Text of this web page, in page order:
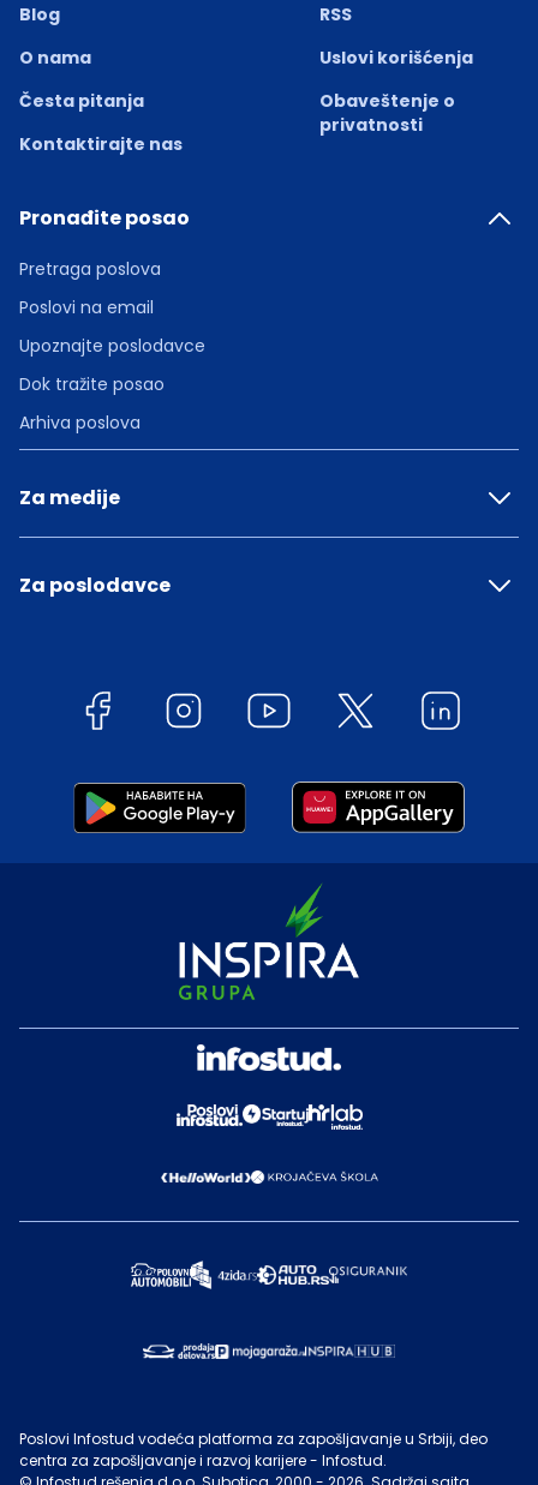
Blog
O nama
Česta pitanja
Kontaktirajte nas
RSS
Uslovi korišćenja
Obaveštenje o
privatnosti
Pronađite posao
Pretraga poslova
Poslovi na email
Upoznajte poslodavce
Dok tražite posao
Arhiva poslova
Za medije
Za poslodavce
Poslovi Infostud vodeća platforma za zapošljavanje u Srbiji, deo
centra za zapošljavanje i razvoj karijere - Infostud.